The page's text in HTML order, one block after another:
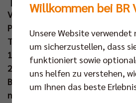
Vor der so wichtigen Woche mit
Playoff-Rückspiel und DVV-
Tabellenführer vor 4.189
1844 Freiburg keine Blöße. Mit
25:22) schickte das Team um
Breisgauer und ihren lautstarken
nach Hause.
Willkommen bei BR
Unsere Website verwendet
um sicherzustellen, dass
funktioniert sowie
uns helfen zu verstehen,
um Ihnen das beste